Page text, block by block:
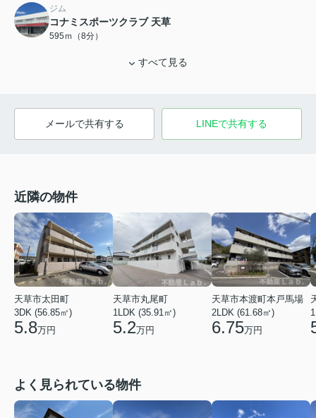
ジム
コナミスポーツクラブ 天草
595ｍ（8分）
すべて見る
メールで共有する LINEで共有する
近隣の物件
天草市太田町
3DK (56.85㎡)
5.8万円
天草市丸尾町
1LDK (35.91㎡)
5.2万円
天草市本渡町本戸馬場
2LDK (61.68㎡)
6.75万円
よく見られている物件